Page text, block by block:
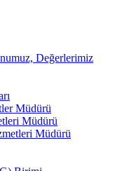
Değerlerimiz
Müdürü
Müdürü
Müdürü